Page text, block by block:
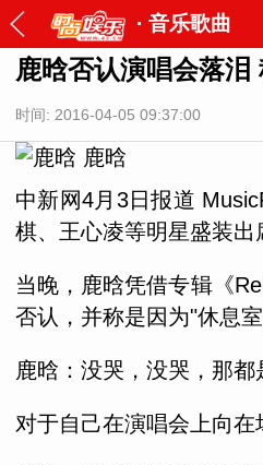
· 音乐歌曲
鹿晗否认演唱会落泪
时间: 2016-04-05 09:37:00
鹿晗
中新网4月3日报道
棋、王心凌等明星盛装出
当晚，鹿晗凭借专辑《
否认，并称是因为"休息室
鹿晗：没哭，没哭，那
对于自己在演唱会上向